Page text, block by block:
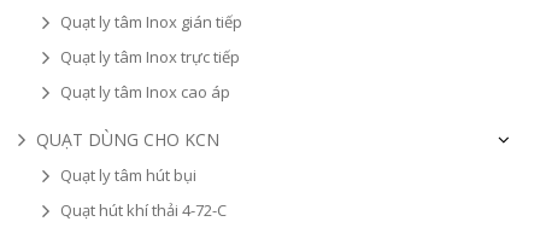
Quạt ly tâm Inox gián tiếp
Quạt ly tâm Inox trực tiếp
Quạt ly tâm Inox cao áp
QUẠT DÙNG CHO KCN
Quạt ly tâm hút bụi
Quạt hút khí thải 4-72-C